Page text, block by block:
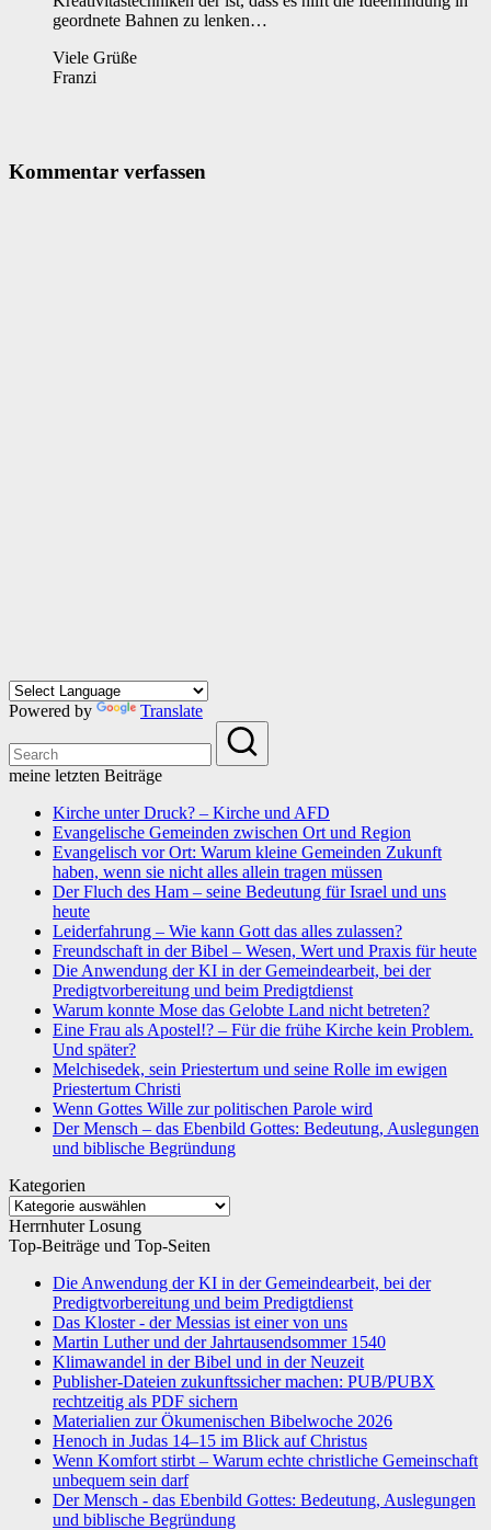
geordnete Bahnen zu lenken…
Viele Grüße
Franzi
Kommentar verfassen
Powered by Translate
meine letzten Beiträge
Kirche unter Druck? – Kirche und AFD
Evangelische Gemeinden zwischen Ort und Region
Evangelisch vor Ort: Warum kleine Gemeinden Zukunft
haben, wenn sie nicht alles allein tragen müssen
Der Fluch des Ham – seine Bedeutung für Israel und uns
heute
Leiderfahrung – Wie kann Gott das alles zulassen?
Freundschaft in der Bibel – Wesen, Wert und Praxis für heute
Die Anwendung der KI in der Gemeindearbeit, bei der
Predigtvorbereitung und beim Predigtdienst
Warum konnte Mose das Gelobte Land nicht betreten?
Eine Frau als Apostel!? – Für die frühe Kirche kein Problem.
Und später?
Melchisedek, sein Priestertum und seine Rolle im ewigen
Priestertum Christi
Wenn Gottes Wille zur politischen Parole wird
Der Mensch – das Ebenbild Gottes: Bedeutung, Auslegungen
und biblische Begründung
Kategorien
Kategorien
Herrnhuter Losung
Top-Beiträge und Top-Seiten
Die Anwendung der KI in der Gemeindearbeit, bei der
Predigtvorbereitung und beim Predigtdienst
Das Kloster - der Messias ist einer von uns
Martin Luther und der Jahrtausendsommer 1540
Klimawandel in der Bibel und in der Neuzeit
Publisher-Dateien zukunftssicher machen: PUB/PUBX
rechtzeitig als PDF sichern
Materialien zur Ökumenischen Bibelwoche 2026
Henoch in Judas 14–15 im Blick auf Christus
Wenn Komfort stirbt – Warum echte christliche Gemeinschaft
unbequem sein darf
Der Mensch - das Ebenbild Gottes: Bedeutung, Auslegungen
und biblische Begründung